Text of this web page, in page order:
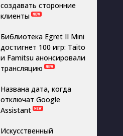
создавать сторонние
клиенты
Библиотека Egret II Mini
достигнет 100 игр: Taito
и Famitsu анонсировали
трансляцию
Названа дата, когда
отключат Google
Assistant
Искусственный